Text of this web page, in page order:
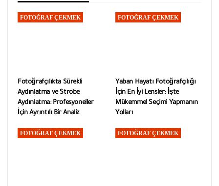
FOTOĞRAF ÇEKMEK
Fotoğrafçılıkta Sürekli
Aydınlatma ve Strobe
Aydınlatma: Profesyoneller
İçin Ayrıntılı Bir Analiz
FOTOĞRAF ÇEKMEK
Yaban Hayatı Fotoğrafçılığı
İçin En İyi Lensler: İşte
Mükemmel Seçimi Yapmanın
Yolları
FOTOĞRAF ÇEKMEK FOTOĞRAF ÇEKMEK